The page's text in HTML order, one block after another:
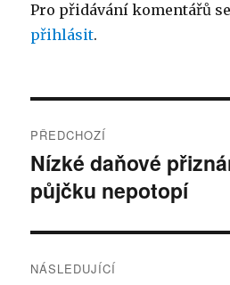
Pro přidávání komentářů
přihlásit.
pro
příspěvek
PŘEDCHOZÍ
Předchozí
příspěvek:
Nízké daňové
půjčku nepotopí
NÁSLEDUJÍCÍ